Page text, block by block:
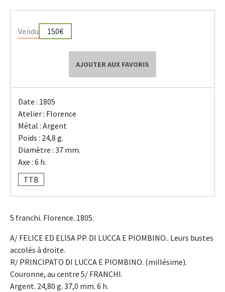
Vendu 150€
AJOUTER AUX FAVORIS
Date : 1805
Atelier : Florence
Métal : Argent
Poids : 24,8 g.
Diamètre : 37 mm.
Axe : 6 h.
TTB
5 franchi. Florence. 1805.
A/ FELICE ED ELISA PP. DI LUCCA E PIOMBINO.. Leurs bustes
accolés à droite.
R/ PRINCIPATO DI LUCCA E PIOMBINO. (millésime).
Couronne, au centre 5/ FRANCHI.
Argent. 24,80 g. 37,0 mm. 6 h.